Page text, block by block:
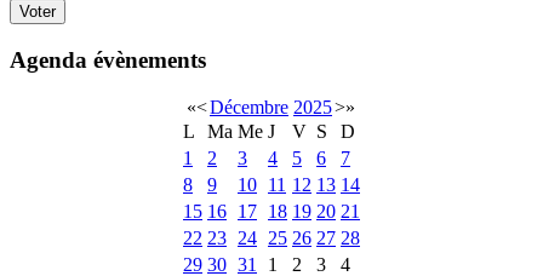
Agenda évènements
«<Décembre 2025>»
L
Ma Me J V S
D
1
2 3 4 5 6
7
8
9 10 11 12 13 14
15 16 17 18 19 20 21
22 23 24 25 26 27 28
29 30 31 1 2 3
4